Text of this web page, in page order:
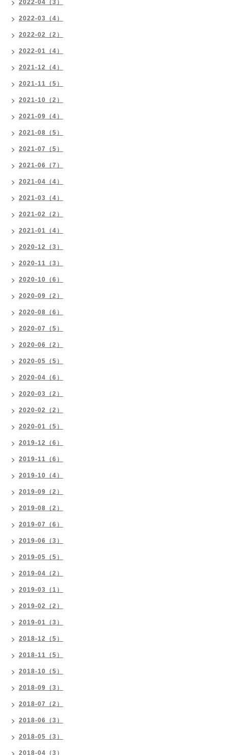
2022-04（3）
2022-03（4）
2022-02（2）
2022-01（4）
2021-12（4）
2021-11（5）
2021-10（2）
2021-09（4）
2021-08（5）
2021-07（5）
2021-06（7）
2021-04（4）
2021-03（4）
2021-02（2）
2021-01（4）
2020-12（3）
2020-11（3）
2020-10（6）
2020-09（2）
2020-08（6）
2020-07（5）
2020-06（2）
2020-05（5）
2020-04（6）
2020-03（2）
2020-02（2）
2020-01（5）
2019-12（6）
2019-11（6）
2019-10（4）
2019-09（2）
2019-08（2）
2019-07（6）
2019-06（3）
2019-05（5）
2019-04（2）
2019-03（1）
2019-02（2）
2019-01（3）
2018-12（5）
2018-11（5）
2018-10（5）
2018-09（3）
2018-07（2）
2018-06（3）
2018-05（3）
2018-04（3）